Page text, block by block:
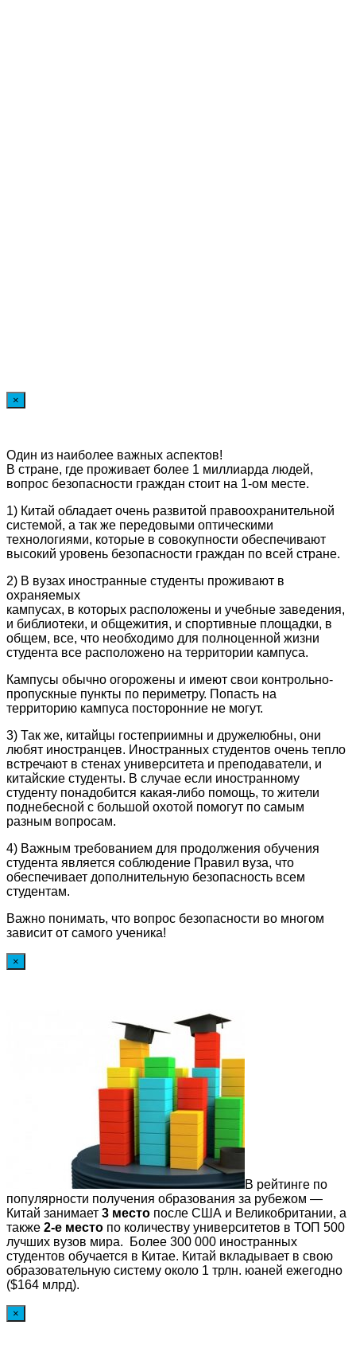
×
Один из наиболее важных аспектов!
В стране, где проживает более 1 миллиарда людей,
вопрос безопасности граждан стоит на 1-ом месте.
1) Китай обладает очень развитой правоохранительной
системой, а так же передовыми оптическими
технологиями, которые в совокупности обеспечивают
высокий уровень безопасности граждан по всей стране.
2) В вузах иностранные студенты проживают в
охраняемых
кампусах, в которых расположены и учебные заведения,
и библиотеки, и общежития, и спортивные площадки, в
общем, все, что необходимо для полноценной жизни
студента все расположено на территории кампуса.
Кампусы обычно огорожены и имеют свои контрольно-
пропускные пункты по периметру. Попасть на
территорию кампуса посторонние не могут.
3) Так же, китайцы гостеприимны и дружелюбны, они
любят иностранцев. Иностранных студентов очень тепло
встречают в стенах университета и преподаватели, и
китайские студенты. В случае если иностранному
студенту понадобится какая-либо помощь, то жители
поднебесной с большой охотой помогут по самым
разным вопросам.
4) Важным требованием для продолжения обучения
студента является соблюдение Правил вуза, что
обеспечивает дополнительную безопасность всем
студентам.
Важно понимать, что вопрос безопасности во многом
зависит от самого ученика!
×
В рейтинге по
популярности получения образования за рубежом —
Китай занимает 3 место после США и Великобритании, а
также 2-е место по количеству университетов в ТОП 500
лучших вузов мира. Более 300 000 иностранных
студентов обучается в Китае. Китай вкладывает в свою
образовательную систему около 1 трлн. юаней ежегодно
($164 млрд).
×